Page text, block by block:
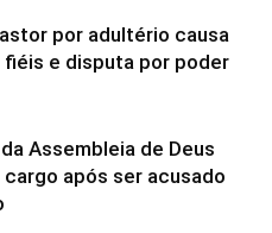
por adultério causa
fiéis e disputa por poder
Assembleia de Deus
cargo após ser acusado